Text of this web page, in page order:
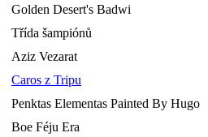
Golden Desert's Badwi
Třída šampiónů
Aziz Vezarat
Caros z Tripu
Penktas Elementas Painted By Hugo
Boe Féju Era